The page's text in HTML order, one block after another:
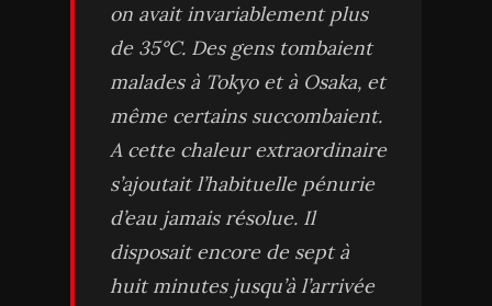
on avait invariablement plus
de 35°C. Des gens tombaient
malades à Tokyo et à Osaka, et
même certains succombaient.
A cette chaleur extraordinaire
s’ajoutait l’habituelle pénurie
d’eau jamais résolue. Il
disposait encore de sept à
huit minutes jusqu’à l’arrivée